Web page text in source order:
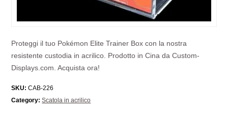
Proteggi il tuo Pokémon Elite Trainer Box con la nostra
resistente custodia in acrilico. Prodotto in Cina da Custom-
Displays.com. Acquista ora!
SKU: CAB-226
Category: Scatola in acrilico